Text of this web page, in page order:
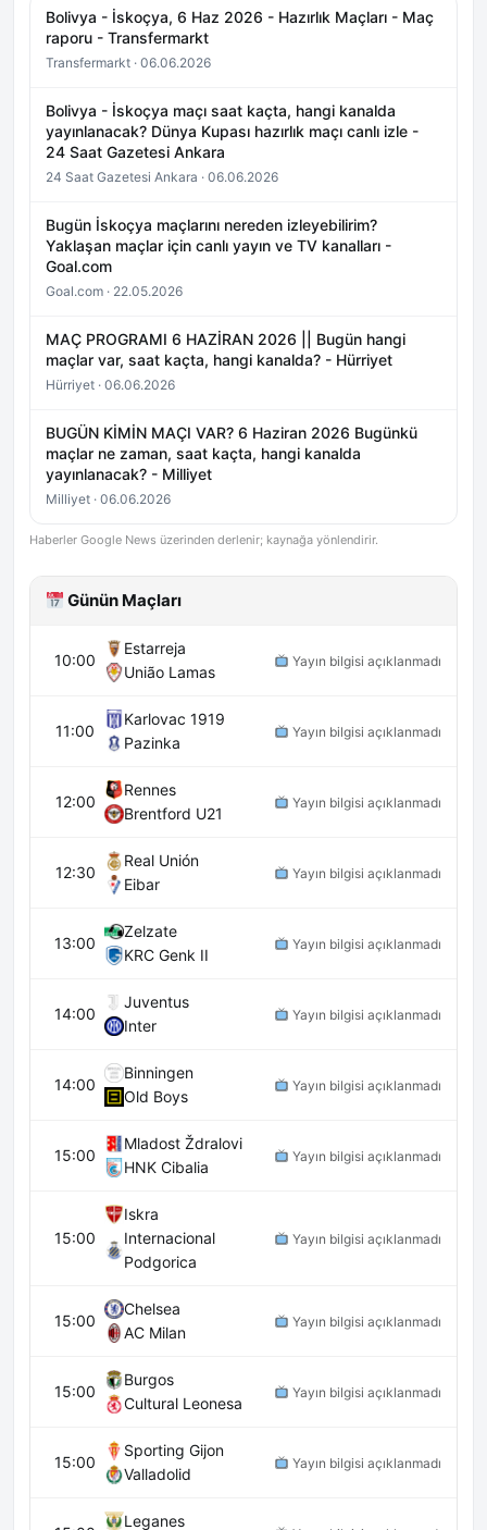
Bolivya - İskoçya, 6 Haz 2026 - Hazırlık Maçları - Maç
raporu - Transfermarkt
Transfermarkt · 06.06.2026
Bolivya - İskoçya maçı saat kaçta, hangi kanalda
yayınlanacak? Dünya Kupası hazırlık maçı canlı izle -
24 Saat Gazetesi Ankara
24 Saat Gazetesi Ankara · 06.06.2026
Bugün İskoçya maçlarını nereden izleyebilirim?
Yaklaşan maçlar için canlı yayın ve TV kanalları -
Goal.com
Goal.com · 22.05.2026
MAÇ PROGRAMI 6 HAZİRAN 2026 || Bugün hangi
maçlar var, saat kaçta, hangi kanalda? - Hürriyet
Hürriyet · 06.06.2026
BUGÜN KİMİN MAÇI VAR? 6 Haziran 2026 Bugünkü
maçlar ne zaman, saat kaçta, hangi kanalda
yayınlanacak? - Milliyet
Milliyet · 06.06.2026
Haberler Google News üzerinden derlenir; kaynağa yönlendirir.
Günün Maçları
10:00
Estarreja
União Lamas
Yayın bilgisi açıklanmadı
11:00
Karlovac 1919
Pazinka
Yayın bilgisi açıklanmadı
12:00
Rennes
Brentford U21
Yayın bilgisi açıklanmadı
12:30
Real Unión
Eibar
Yayın bilgisi açıklanmadı
13:00
Zelzate
KRC Genk II
Yayın bilgisi açıklanmadı
14:00
Juventus
Inter
Yayın bilgisi açıklanmadı
14:00
Binningen
Old Boys
Yayın bilgisi açıklanmadı
15:00
Mladost Ždralovi
HNK Cibalia
Yayın bilgisi açıklanmadı
15:00
Iskra
Internacional
Podgorica
Yayın bilgisi açıklanmadı
15:00
Chelsea
AC Milan
Yayın bilgisi açıklanmadı
15:00
Burgos
Cultural Leonesa
Yayın bilgisi açıklanmadı
15:00
Sporting Gijon
Valladolid
Yayın bilgisi açıklanmadı
Leganes